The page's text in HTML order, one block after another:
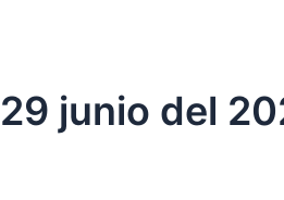
29 junio del